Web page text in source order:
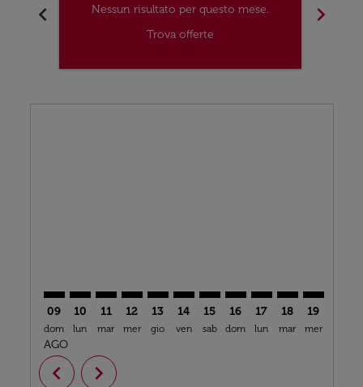
chevron_left
Nessun risultato per questo mese.
Trova offerte
chevron_right
09
dom
AGO
10
lun
11
mar
12
mer
13
gio
14
ven
15
sab
16
dom
17
lun
18
mar
19
mer
chevron_left chevron_right